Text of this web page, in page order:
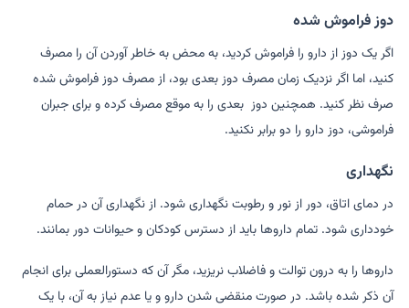
دوز فراموش شده
اگر یک دوز از دارو را فراموش کردید، به محض به خاطر آوردن آن را مصرف
کنید، اما اگر نزدیک زمان مصرف دوز بعدی بود، از مصرف دوز فراموش شده
صرف نظر کنید. همچنین دوز بعدی را به موقع مصرف کرده و برای جبران
فراموشی، دوز دارو را دو برابر نکنید.
نگهداری
در دمای اتاق، دور از نور و رطوبت نگهداری شود. از نگهداری آن در حمام
خودداری شود. تمام داروها باید از دسترس کودکان و حیوانات دور بمانند.
داروها را به درون توالت و فاضلاب نریزید، مگر آن که دستورالعملی برای انجام
آن ذکر شده باشد. در صورت منقضی شدن دارو و یا عدم نیاز به آن، با یک